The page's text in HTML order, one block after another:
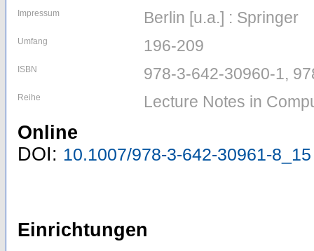
Impressum Berlin [u.a.] : Springer
Umfang 196-209
ISBN 978-3-642-30960-1,
Reihe Lecture Notes in
Online
DOI: 10.1007/978-3-642-30961-8_15
Einrichtungen